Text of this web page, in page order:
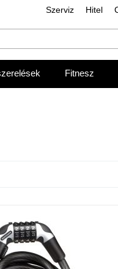
Szerviz Hitel
Fitnesz